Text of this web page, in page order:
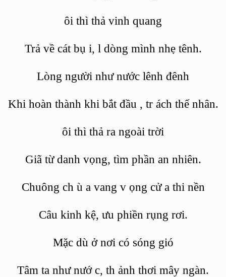
ôi thì thả vinh quang
Trả về cát bụ i, l dòng mình nhẹ tênh.
Lòng người như nước lênh đênh
Khi hoàn thành khi bắt đầu , tr ách thế nhân.
ôi thì thả ra ngoài trời
Giã từ danh vọng, tìm phần an nhiên.
Chuông ch ù a vang v ọng cử a thi nền
Câu kinh kệ, ưu phiền rụng rơi.
Mặc dù ở nơi có sóng gió
Tâm ta như nướ c, th ảnh thơi mây ngàn.